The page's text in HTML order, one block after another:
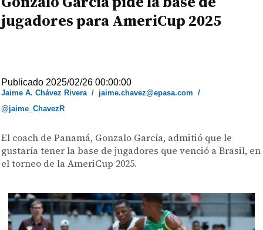
jugadores para AmeriCup 2025
Publicado 2025/02/26 00:00:00
Jaime A. Chávez Rivera/ jaime.chavez@epasa.com /
@jaime_ChavezR
El coach de Panamá, Gonzalo García, admitió que le
gustaría tener la base de jugadores que venció a Brasil, en
el torneo de la AmeriCup 2025.